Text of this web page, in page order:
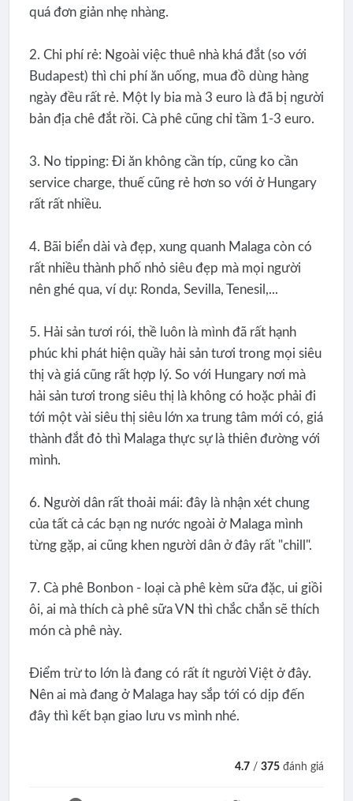
quá đơn giản nhẹ nhàng.
2. Chi phí rẻ: Ngoài việc thuê nhà khá đắt (so với
Budapest) thì chi phí ăn uống, mua đồ dùng hàng
ngày đều rất rẻ. Một ly bia mà 3 euro là đã bị người
bản địa chê đắt rồi. Cà phê cũng chỉ tầm 1-3 euro.
3. No tipping: Đi ăn không cần típ, cũng ko cần
service charge, thuế cũng rẻ hơn so với ở Hungary
rất rất nhiều.
4. Bãi biển dài và đẹp, xung quanh Malaga còn có
rất nhiều thành phố nhỏ siêu đẹp mà mọi người
nên ghé qua, ví dụ: Ronda, Sevilla, Tenesil,...
5. Hải sản tươi rói, thề luôn là mình đã rất hạnh
phúc khi phát hiện quầy hải sản tươi trong mọi siêu
thị và giá cũng rất hợp lý. So với Hungary nơi mà
hải sản tươi trong siêu thị là không có hoặc phải đi
tới một vài siêu thị siêu lớn xa trung tâm mới có, giá
thành đắt đỏ thì Malaga thực sự là thiên đường với
mình.
6. Người dân rất thoải mái: đây là nhận xét chung
của tất cả các bạn ng nước ngoài ở Malaga mình
từng gặp, ai cũng khen người dân ở đây rất "chill".
7. Cà phê Bonbon - loại cà phê kèm sữa đặc, ui giồi
ôi, ai mà thích cà phê sữa VN thì chắc chắn sẽ thích
món cà phê này.
Điểm trừ to lớn là đang có rất ít người Việt ở đây.
Nên ai mà đang ở Malaga hay sắp tới có dịp đến
đây thì kết bạn giao lưu vs mình nhé.
4.7 /375 đánh giá